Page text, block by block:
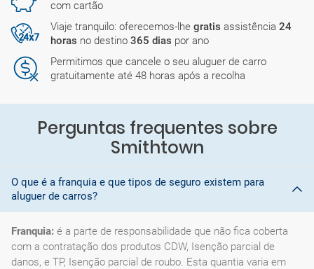
com cartão
Viaje tranquilo: oferecemos-lhe gratis assistência 24
horas no destino 365 dias por ano
Permitimos que cancele o seu aluguer de carro
gratuitamente até 48 horas após a recolha
Perguntas frequentes sobre
Smithtown
O que é a franquia e que tipos de seguro existem para
aluguer de carros?
Franquia: é a parte de responsabilidade que não fica coberta
com a contratação dos produtos CDW, Isenção parcial de
danos, e TP, Isenção parcial de roubo. Esta quantia varia em